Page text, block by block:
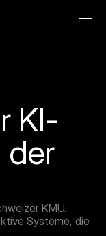
KI-
der
KMU.
Systeme, die